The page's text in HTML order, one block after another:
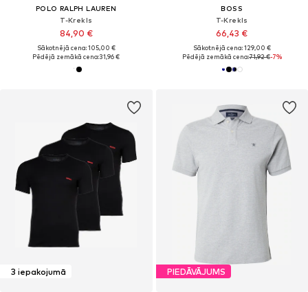
POLO RALPH LAUREN
T-Krekls
84,90 €
Sākotnējā cena: 105,00 €
Pēdējā zemākā cena:31,96 €
BOSS
T-Krekls
66,43 €
Sākotnējā cena: 129,00 €
Pēdējā zemākā cena:71,92 €-7%
3 iepakojumā PIEDĀVĀJUMS